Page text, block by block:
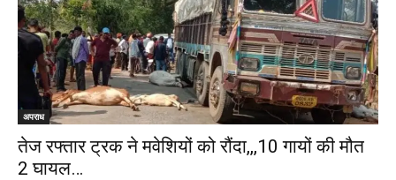
अपराध
तेज रफ्तार ट्रक ने मवेशियों को रौंदा,,,10 गायों की मौत
2 घायल…